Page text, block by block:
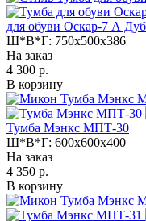
для обуви Оскар-7 А
Ш*В*Г: 750x500x386
На заказ
4 300 р.
В корзину
Тумба Мэнкс МПТ-30
Ш*В*Г: 600x600x400
На заказ
4 350 р.
В корзину